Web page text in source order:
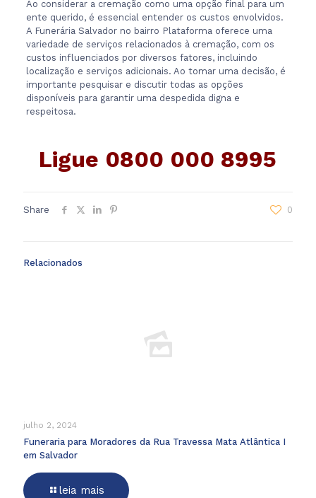
Ao considerar a cremação como uma opção final para um
ente querido, é essencial entender os custos envolvidos.
A Funerária Salvador no bairro Plataforma oferece uma
variedade de serviços relacionados à cremação, com os
custos influenciados por diversos fatores, incluindo
localização e serviços adicionais. Ao tomar uma decisão, é
importante pesquisar e discutir todas as opções
disponíveis para garantir uma despedida digna e
respeitosa.
Ligue 0800 000 8995
Share 0
Relacionados
julho 2, 2024
Funeraria para Moradores da Rua Travessa Mata Atlântica I
em Salvador
leia mais